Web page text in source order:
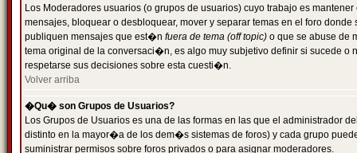
Los Moderadores usuarios (o grupos de usuarios) cuyo trabajo es
mensajes, bloquear o desbloquear, mover y separar temas en el foro
publiquen mensajes que est�n fuera de tema (off topic) o que se abuse de
tema original de la conversaci�n, es algo muy subjetivo definir si sucede
respetarse sus decisiones sobre esta cuesti�n.
Volver arriba
�Qu� son Grupos de Usuarios?
Los Grupos de Usuarios es una de las formas en las que el administrador
distinto en la mayor�a de los dem�s sistemas de foros) y cada grupo
suministrar permisos sobre foros privados o para asignar moderadores.